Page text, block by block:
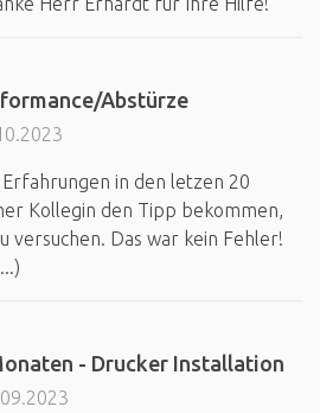
Abstürze
in den letzen 20
Kollegin den Tipp bekommen,
versuchen. Das war kein Fehler!
- Drucker Installation